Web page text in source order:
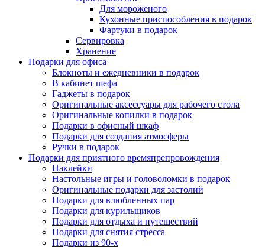
Для мороженого
Кухонные приспособления в подарок
Фартуки в подарок
Сервировка
Хранение
Подарки для офиса
Блокноты и ежедневники в подарок
В кабинет шефа
Гаджеты в подарок
Оригинальные аксессуары для рабочего стола
Оригинальные копилки в подарок
Подарки в офисный шкаф
Подарки для создания атмосферы
Ручки в подарок
Подарки для приятного времяпрепровождения
Наклейки
Настольные игры и головоломки в подарок
Оригинальные подарки для застолий
Подарки для влюбленных пар
Подарки для курильщиков
Подарки для отдыха и путешествий
Подарки для снятия стресса
Подарки из 90-х